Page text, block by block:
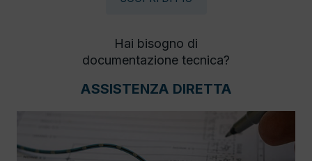
Hai bisogno di
documentazione tecnica?
ASSISTENZA DIRETTA